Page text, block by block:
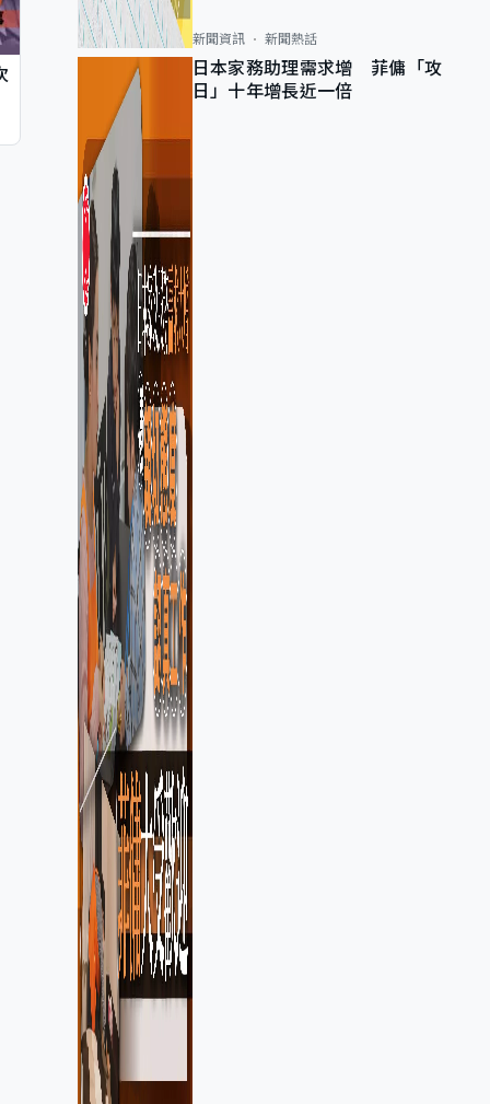
新聞資訊 新聞熱話
日本家務助理需求增 菲傭「攻
日」十年增長近一倍